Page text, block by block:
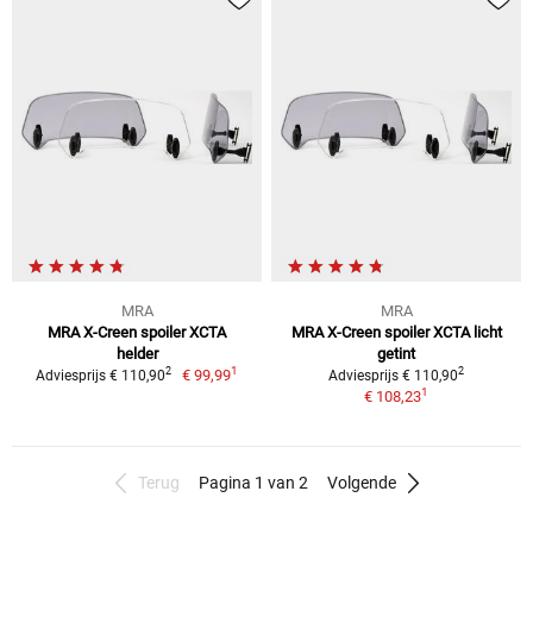
MRA
MRA X-Creen spoiler XCTA
helder
Adviesprijs € 110,902 € 99,991
MRA
MRA X-Creen spoiler XCTA licht
getint
Adviesprijs € 110,902
€ 108,231
Terug Pagina 1 van 2 Volgende